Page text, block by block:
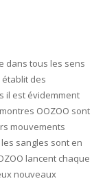
dans tous les sens
établit des
il est évidemment
OOZOO sont
mouvements
sangles sont en
lancent chaque
nouveaux